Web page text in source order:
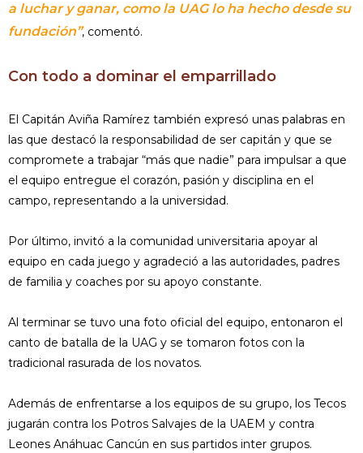
a luchar y ganar, como la UAG lo ha hecho desde su
fundación”, comentó.
Con todo a dominar el emparrillado
El Capitán Aviña Ramírez también expresó unas palabras en
las que destacó la responsabilidad de ser capitán y que se
compromete a trabajar “más que nadie” para impulsar a que
el equipo entregue el corazón, pasión y disciplina en el
campo, representando a la universidad.
Por último, invitó a la comunidad universitaria apoyar al
equipo en cada juego y agradeció a las autoridades, padres
de familia y coaches por su apoyo constante.
Al terminar se tuvo una foto oficial del equipo, entonaron el
canto de batalla de la UAG y se tomaron fotos con la
tradicional rasurada de los novatos.
Además de enfrentarse a los equipos de su grupo, los Tecos
jugarán contra los Potros Salvajes de la UAEM y contra
Leones Anáhuac Cancún en sus partidos inter grupos.